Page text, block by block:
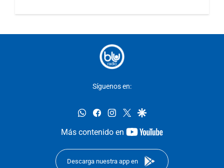
Síguenos en:
whatsappfacebookinstagram
twittergoogle
Más contenido en
youtube-
Descarga nuestra app en